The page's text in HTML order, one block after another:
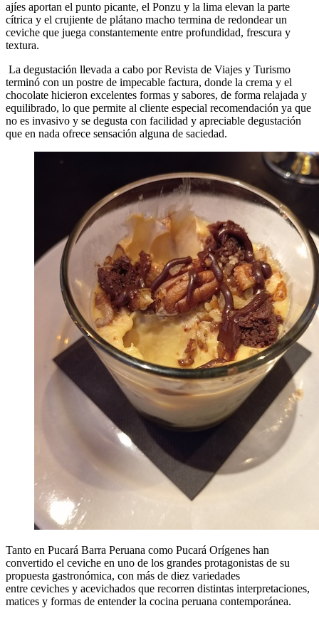
ajíes aportan el punto picante, el Ponzu y la lima elevan la parte
cítrica y el crujiente de plátano macho termina de redondear un
ceviche que juega constantemente entre profundidad, frescura y
textura.
La degustación llevada a cabo por Revista de Viajes y Turismo
terminó con un postre de impecable factura, donde la crema y el
chocolate hicieron excelentes formas y sabores, de forma relajada y
equilibrado, lo que permite al cliente especial recomendación ya que
no es invasivo y se degusta con facilidad y apreciable degustación
que en nada ofrece sensación alguna de saciedad.
Tanto en Pucará Barra Peruana como Pucará Orígenes han
convertido el ceviche en uno de los grandes protagonistas de su
propuesta gastronómica, con más de diez variedades
entre ceviches y acevichados que recorren distintas interpretaciones,
matices y formas de entender la cocina peruana contemporánea.